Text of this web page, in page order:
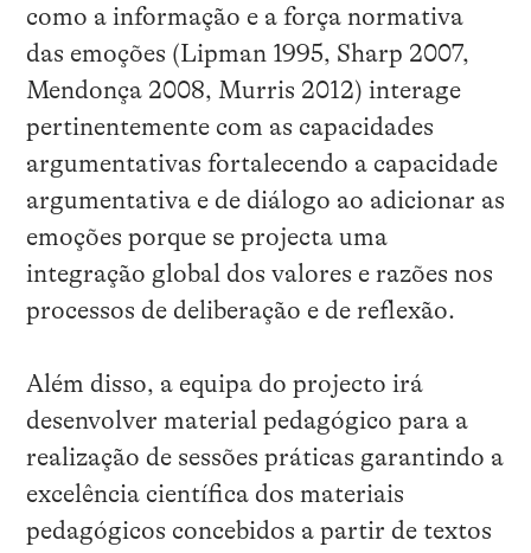
como a informação e a força normativa
das emoções (Lipman 1995, Sharp 2007,
Mendonça 2008, Murris 2012) interage
pertinentemente com as capacidades
argumentativas fortalecendo a capacidade
argumentativa e de diálogo ao adicionar as
emoções porque se projecta uma
integração global dos valores e razões nos
processos de deliberação e de reflexão.
Além disso, a equipa do projecto irá
desenvolver material pedagógico para a
realização de sessões práticas garantindo a
excelência científica dos materiais
pedagógicos concebidos a partir de textos